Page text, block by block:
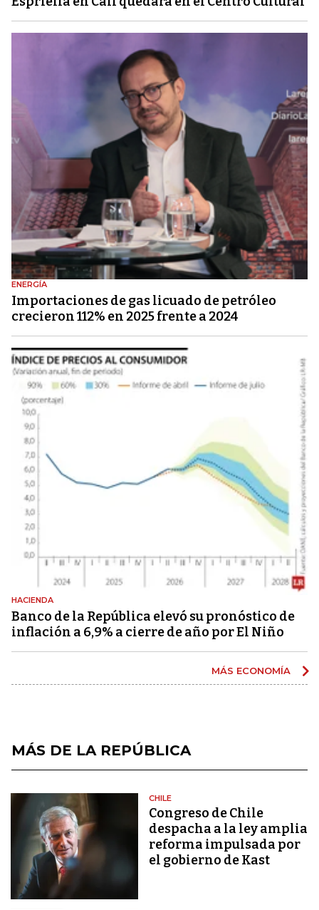
ENERGÍA
Importaciones de gas licuado de petróleo
crecieron 112% en 2025 frente a 2024
HACIENDA
Banco de la República elevó su pronóstico de
inflación a 6,9% a cierre de año por El Niño
MÁS ECONOMÍA
MÁS DE LA REPÚBLICA
CHILE
Congreso de Chile
despacha a la ley amplia
reforma impulsada por
el gobierno de Kast